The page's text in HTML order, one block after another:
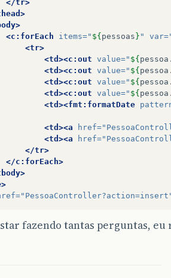
</tr>
<c:forEach
items=" ${ pessoas } " var=
<tr>
<td><c:out value=" ${ pessoa
<td><c:out value=" ${ pessoa
<td><c:out value=" ${ pessoa
<td><c:out value=" ${ pessoa
<td><fmt:formatDate
<td><a href=
<td><a
href=
</tr>
</c:forEach>
fazendo tantas perguntas,